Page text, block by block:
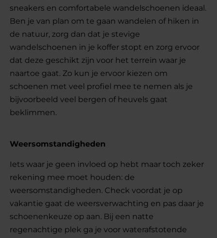
sneakers en comfortabele wandelschoenen ideaal.
Ben je van plan om te gaan wandelen of hiken in
de natuur, zorg dan dat je stevige
wandelschoenen in je koffer stopt en zorg ervoor
dat deze geschikt zijn voor het terrein waar je
naartoe gaat. Zo kun je ervoor kiezen om
schoenen met veel profiel mee te nemen als je
bijvoorbeeld veel bergen of heuvels gaat
beklimmen.
Weersomstandigheden
Iets waar je geen invloed op hebt maar toch zeker
rekening mee moet houden: de
weersomstandigheden. Check voordat je op
vakantie gaat de weersverwachting en pas daar je
schoenenkeuze op aan. Bij een natte
regenachtige plek ga je voor waterafstotende